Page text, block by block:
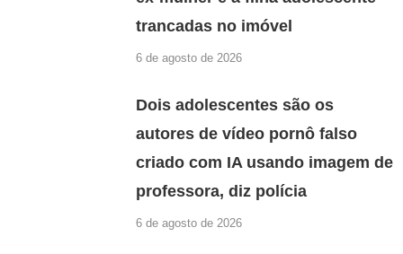
trancadas no imóvel
6 de agosto de 2026
Dois adolescentes são os
autores de vídeo pornô falso
criado com IA usando imagem de
professora, diz polícia
6 de agosto de 2026